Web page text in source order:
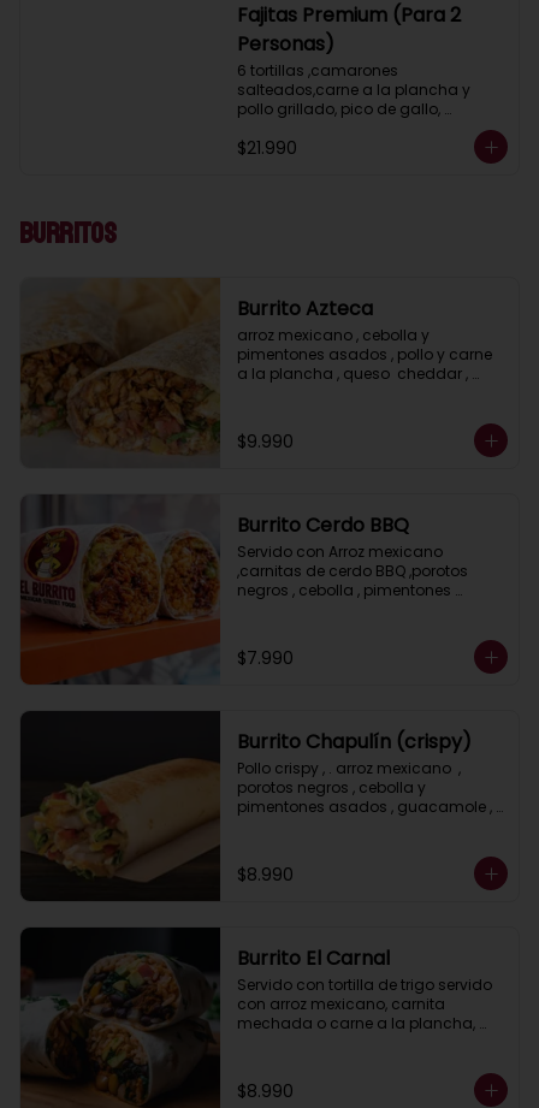
Fajitas Premium (Para 2
Personas)
6 tortillas ,camarones
salteados,carne a la plancha y
pollo grillado, pico de gallo,
guacamole, lechuga, salsa ranch
(crema ácida), porotos negros,
$21.990
Burritos
Burrito Azteca
arroz mexicano , cebolla y
pimentones asados , pollo y carne
a la plancha , queso  cheddar ,
$9.990
Burrito Cerdo BBQ
Servido con Arroz mexicano
,carnitas de cerdo BBQ ,porotos
negros , cebolla , pimentones
$7.990
Burrito Chapulín (crispy)
Pollo crispy , . arroz mexicano  ,
porotos negros , cebolla y
pimentones asados , guacamole ,
$8.990
Burrito El Carnal
Servido con tortilla de trigo servido
con arroz mexicano, carnita
mechada o carne a la plancha,
ranch (crema ácida).
$8.990